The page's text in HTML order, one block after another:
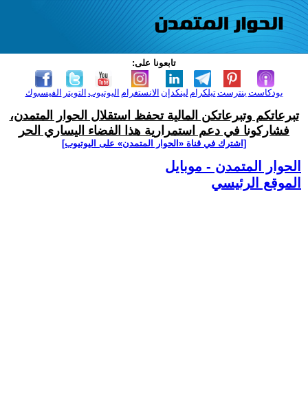
تابعونا على:
الفيسبوك التويتر اليوتيوب الانستغرام لينكدإن تيلكرامبنترست بودكاست
تبرعاتكم وتبرعاتكن المالية تحفظ استقلال الحوار المتمدن،
فشاركونا في دعم استمرارية هذا الفضاء اليساري الحر
[اشترك في قناة ‫«الحوار المتمدن» على اليوتيوب]
الحوار المتمدن - موبايل
الموقع الرئيسي